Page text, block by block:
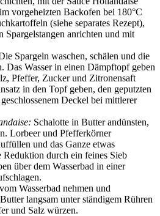
vorgeheizten Backofen bei 180°C
(siehe separates Rezept),
Spargelstangen anrichten und mit
Spargeln waschen, schälen und die
Das Wasser in einen Dämpftopf geben
Pfeffer, Zucker und Zitronensaft
in den Topf geben, den geputzten
Deckel bei mittlerer
Schalotte in Butter andünsten,
Lorbeer und Pfefferkörner
und das Ganze etwas
Reduktion durch ein feines Sieb
über dem Wasserbad in einer
Wasserbad nehmen und
langsam unter ständigem Rühren
und Salz würzen.